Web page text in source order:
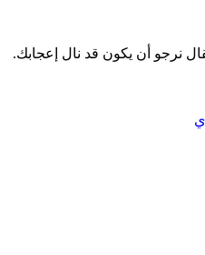
نرجو أن يكون قد نال إعجابك.